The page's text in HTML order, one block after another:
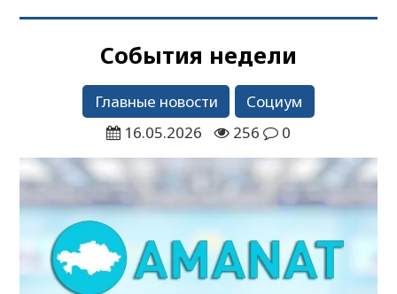
События недели
Главные новости
Социум
16.05.2026
256 0